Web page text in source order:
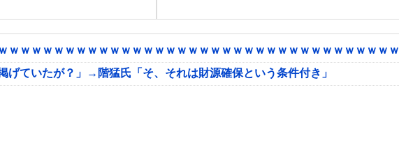
ｗｗｗｗｗｗｗｗｗｗｗｗｗｗｗｗｗｗｗｗｗｗｗｗｗｗｗｗｗｗｗｗｗｗ
ていたが？」→階猛氏「そ、それは財源確保という条件付き」